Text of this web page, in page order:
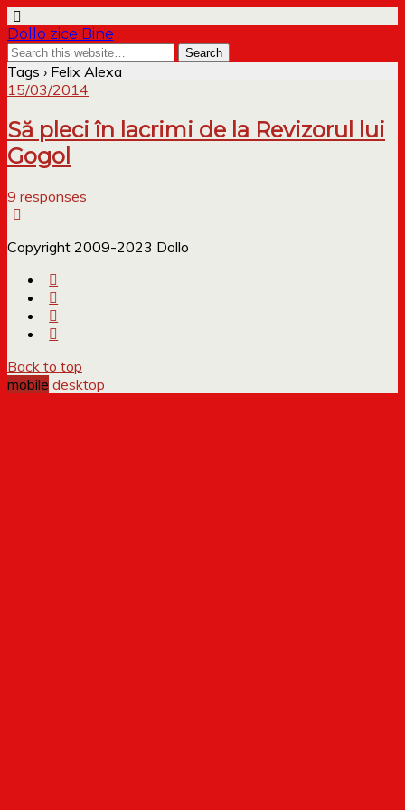
Dollo zice Bine
Tags › Felix Alexa
15/03/2014
Să pleci în lacrimi de la Revizorul lui
Gogol
9 responses
Copyright 2009-2023 Dollo
Back to top
mobile desktop